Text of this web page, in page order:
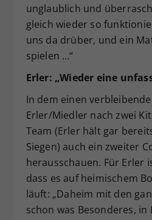
unglaublich und
gleich wieder so
uns da drüber, und ein
spielen …“
Erler: „Wieder eine
In dem einen
Erler/Miedler nach zwei
Team (Erler hält gar
Siegen) auch ein zweiter
herausschauen. Für Erler
dass es auf heimischem
läuft: „Daheim mit den
schon was Besonderes,